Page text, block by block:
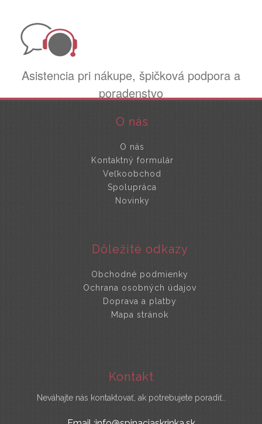
Asistencia pri nákupe, špičková podpora a
poradenstvo
O nás
O nás
Kontaktný formulár
Veľkoobchod
Spolupráca
Novinky
Dôležité odkazy
Obchodné podmienky
Ochrana osobných údajov
Doprava a platby
Mapa stránok
Kontakt
Neváhajte nás kontaktovať, ak potrebujete poradiť..